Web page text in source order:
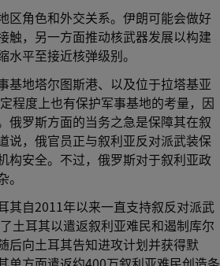
区角色和外交关系。伊朗可能会做好
触，另一方面推动核武器发展以构建
平至接近核弹级别。
基地塔尔图斯港、以及位于拉塔基亚
程度上也有保护军事基地的考量，因
俄罗斯方面的当务之急是保障其在叙
说，俄官员正与叙利亚反对派武装保
构安全。不过，俄罗斯对于叙利亚政
其自2011年以来一直支持叙反对派武
土耳其以遣返叙利亚难民和遏制库尔
后向土耳其告知进攻计划并获得默